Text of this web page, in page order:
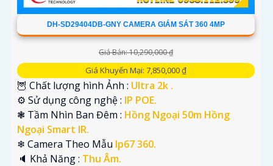
DH-SD29404DB-GNY CAMERA GIÁM SÁT 360 4MP
Giá Bán: 10,290,000 ₫
Giá Khuyến Mại: 7,850,000 ₫
🦉 Chất lượng hình Ảnh : Ultra 2k .
⚙ Sử dụng công nghệ : IP POE.
❃ Tầm Nhìn Ban Đêm : Hồng Ngoại 50m Hồng
Ngoại Smart IR.
❄ Camera Theo Mẫu Ip67 360.
️🔈 Khả Năng : Thu Âm.